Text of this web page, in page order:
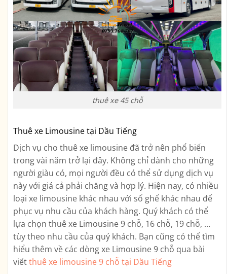
thuê xe 45 chỗ
Thuê xe Limousine tại Dầu Tiếng
Dịch vụ cho thuê xe limousine đã trở nên phổ biến
trong vài năm trở lại đây. Không chỉ dành cho những
người giàu có, mọi người đều có thể sử dụng dịch vụ
này với giá cả phải chăng và hợp lý. Hiện nay, có nhiều
loại xe limousine khác nhau với số ghế khác nhau để
phục vụ nhu cầu của khách hàng. Quý khách có thể
lựa chọn thuê xe Limousine 9 chỗ, 16 chỗ, 19 chỗ, …
tùy theo nhu cầu của quý khách. Bạn cũng có thể tìm
hiểu thêm về các dòng xe Limousine 9 chỗ qua bài
viếtthuê xe limousine 9 chỗ tại Dầu Tiếng